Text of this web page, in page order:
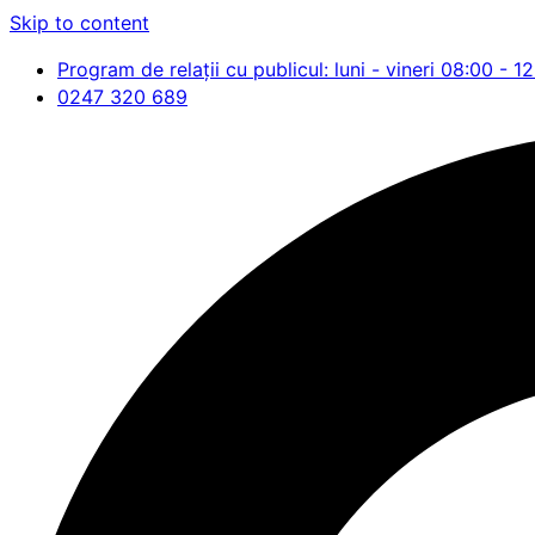
Skip to content
Program de relații cu publicul: luni - vineri 08:00 -
0247 320 689